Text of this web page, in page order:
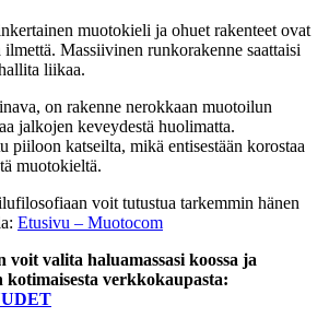
muotokieli ja ohuet rakenteet ovat
Massiivinen runkorakenne saattaisi
liikaa.
on rakenne nerokkaan muotoilun
jalkojen keveydestä huolimatta.
piiloon katseilta, mikä entisestään korostaa
muotokieltä.
voit tutustua tarkemmin hänen
Etusivu – Muotocom
valita haluamassasi koossa ja
verkkokaupasta: